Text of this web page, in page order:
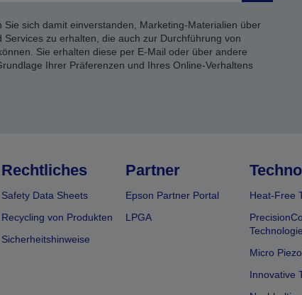
sich damit einverstanden, Marketing-Materialien über
zu erhalten, die auch zur Durchführung von
Sie erhalten diese per E-Mail oder über andere
Ihrer Präferenzen und Ihres Online-Verhaltens
Rechtliches
Safety Data Sheets
Recycling von Produkten
Sicherheitshinweise
Partner
Epson Partner Portal
LPGA
Heat-Free
Technologie
Micro
Innovative